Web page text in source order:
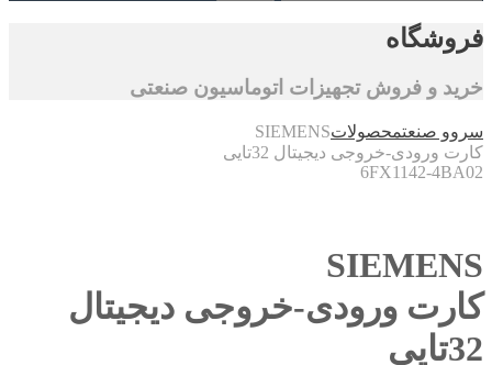
فروشگاه
خرید و فروش تجهیزات اتوماسیون صنعتی
سروو صنعتمحصولاتSIEMENS
کارت ورودی-خروجی دیجیتال 32تایی
6FX1142-4BA02
SIEMENS
کارت ورودی-خروجی دیجیتال
32تایی